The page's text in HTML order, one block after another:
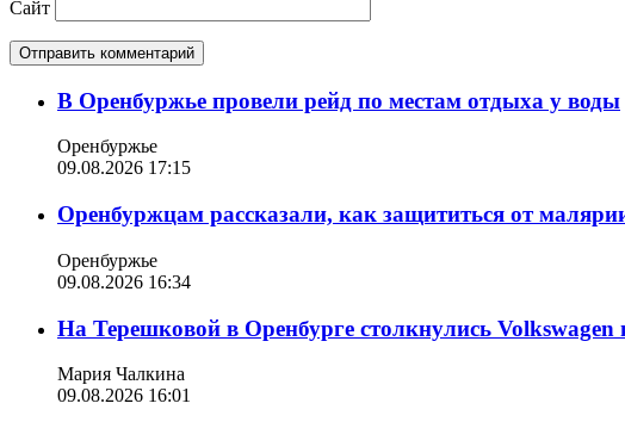
Сайт
В Оренбуржье провели рейд по местам отдыха у воды
Оренбуржье
09.08.2026 17:15
Оренбуржцам рассказали, как защититься от
Оренбуржье
09.08.2026 16:34
На Терешковой в Оренбурге столкнулись Volkswagen
Мария Чалкина
09.08.2026 16:01